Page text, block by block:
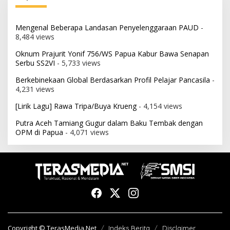
Mengenal Beberapa Landasan Penyelenggaraan PAUD -
8,484 views
Oknum Prajurit Yonif 756/WS Papua Kabur Bawa Senapan
Serbu SS2VI - 5,733 views
Berkebinekaan Global Berdasarkan Profil Pelajar Pancasila -
4,231 views
[Lirik Lagu] Rawa Tripa/Buya Krueng- 4,154 views
Putra Aceh Tamiang Gugur dalam Baku Tembak dengan
OPM di Papua - 4,071 views
Copyright © TerasMedia.Net Indeks Berita Disclaimer